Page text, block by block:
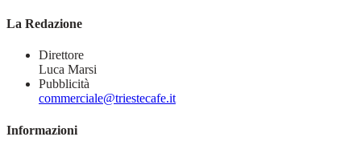
La Redazione
Direttore
Luca Marsi
Pubblicità
commerciale@triestecafe.it
Informazioni